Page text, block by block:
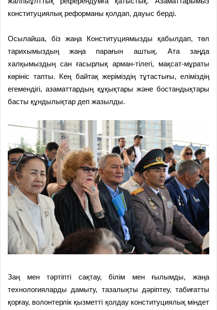
конституциялық реформаны қолдап, дауыс берді.
Осылайша, біз жаңа Конституциямызды қабылдап, төл
тарихымыздың жаңа парағын аштық. Ата заңда
халқымыздың сан ғасырлық арман-тілегі, мақсат-мұраты
көрініс тапты. Кең байтақ жеріміздің тұтастығы, еліміздің
егемендігі, азаматтардың құқықтары және бостандықтары
басты құндылықтар деп жазылды.
Заң мен тәртіпті сақтау, білім мен ғылымды, жаңа
технологияларды дамыту, тазалықты дәріптеу, табиғатты
қорғау, волонтерлік қызметті қолдау конституциялық міндет